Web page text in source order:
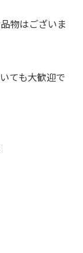
物はございま
ても大歓迎で